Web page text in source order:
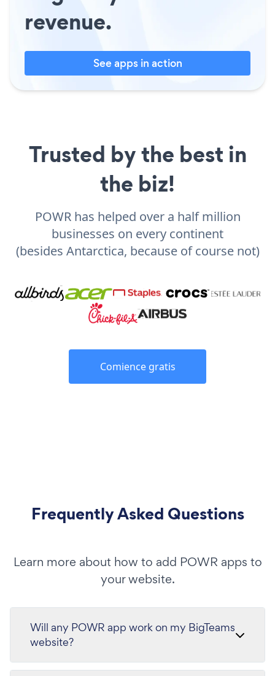
revenue.
See apps in action
Trusted by the best in
the biz!
POWR has helped over a half million
businesses on every continent
(besides Antarctica, because of course not)
Comience gratis
Frequently Asked Questions
Learn more about how to add POWR apps to
your website.
Will any POWR app work on my BigTeams
website?